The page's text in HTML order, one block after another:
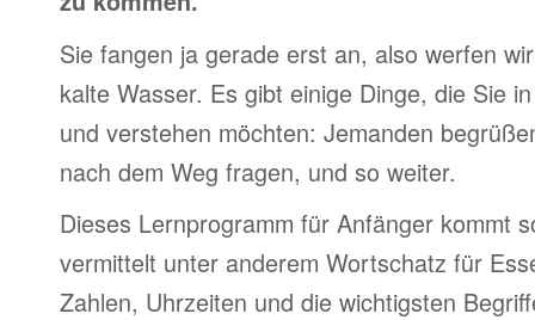
Sie fangen ja gerade erst an, also werfen
kalte Wasser. Es gibt einige Dinge, die Sie
und verstehen möchten: Jemanden
nach dem Weg fragen, und so weiter.
Dieses Lernprogramm für Anfänger kommt
vermittelt unter anderem Wortschatz für
Zahlen, Uhrzeiten und die wichtigsten